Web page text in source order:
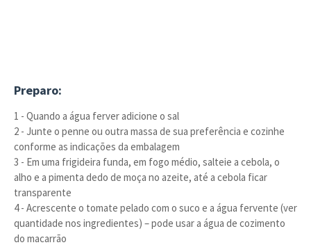
Preparo:
1 - Quando a água ferver adicione o sal
2 - Junte o penne ou outra massa de sua preferência e cozinhe
conforme as indicações da embalagem
3 - Em uma frigideira funda, em fogo médio, salteie a cebola, o
alho e a pimenta dedo de moça no azeite, até a cebola ficar
transparente
4 - Acrescente o tomate pelado com o suco e a água fervente (ver
quantidade nos ingredientes) – pode usar a água de cozimento
do macarrão